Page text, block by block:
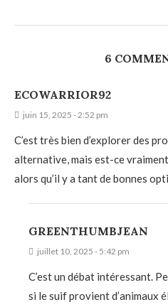
6
ECOWARRIOR92
juin 15, 2025 - 2:52 pm
C’est très bien d’explorer des
alternative, mais est-ce
alors qu’il y a tant de bonnes
GREENTHUMBJEAN
juillet 10, 2025 - 5:42 pm
C’est un débat intéressant.
si le suif provient d’animaux